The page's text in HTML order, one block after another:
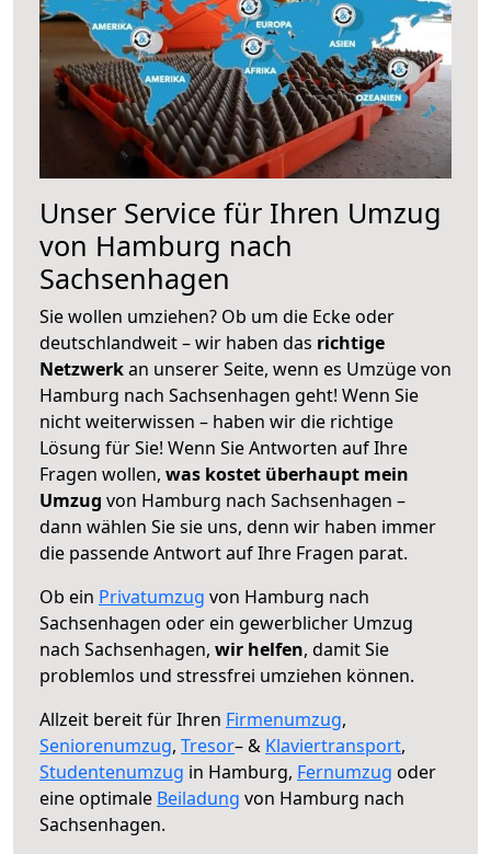
Unser Service für Ihren Umzug
von Hamburg nach
Sachsenhagen
Sie wollen umziehen? Ob um die Ecke oder
deutschlandweit – wir haben das richtige
Netzwerkan unserer Seite, wenn es Umzüge von
Hamburg nach Sachsenhagen geht! Wenn Sie
nicht weiterwissen – haben wir die richtige
Lösung für Sie! Wenn Sie Antworten auf Ihre
Fragen wollen, was kostet überhaupt mein
Umzug von Hamburg nach Sachsenhagen –
dann wählen Sie sie uns, denn wir haben immer
die passende Antwort auf Ihre Fragen parat.
Ob ein Privatumzug von Hamburg nach
Sachsenhagen oder ein gewerblicher Umzug
nach Sachsenhagen, wir helfen, damit Sie
problemlos und stressfrei umziehen können.
Allzeit bereit für Ihren Firmenumzug,
Seniorenumzug, Tresor– & Klaviertransport,
Studentenumzug in Hamburg, Fernumzug oder
eine optimale Beiladung von Hamburg nach
Sachsenhagen.